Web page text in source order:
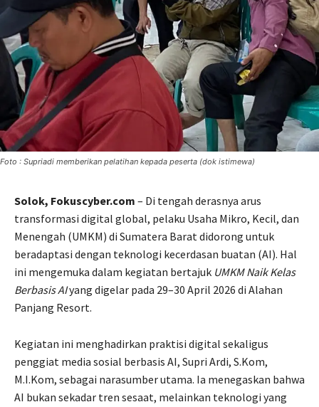
Foto : Supriadi memberikan pelatihan kepada peserta (dok istimewa)
Solok, Fokuscyber.com – Di tengah derasnya arus
transformasi digital global, pelaku Usaha Mikro, Kecil, dan
Menengah (UMKM) di Sumatera Barat didorong untuk
beradaptasi dengan teknologi kecerdasan buatan (AI). Hal
ini mengemuka dalam kegiatan bertajuk UMKM Naik Kelas
Berbasis AIyang digelar pada 29–30 April 2026 di Alahan
Panjang Resort.
Kegiatan ini menghadirkan praktisi digital sekaligus
penggiat media sosial berbasis AI, Supri Ardi, S.Kom,
M.I.Kom, sebagai narasumber utama. Ia menegaskan bahwa
AI bukan sekadar tren sesaat, melainkan teknologi yang